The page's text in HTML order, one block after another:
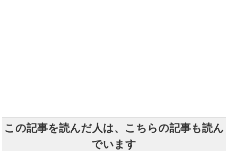
この記事を読んだ人は、こちらの記事も読ん
でいます